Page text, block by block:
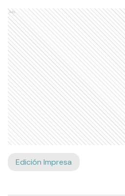
Ads
Edición Impresa